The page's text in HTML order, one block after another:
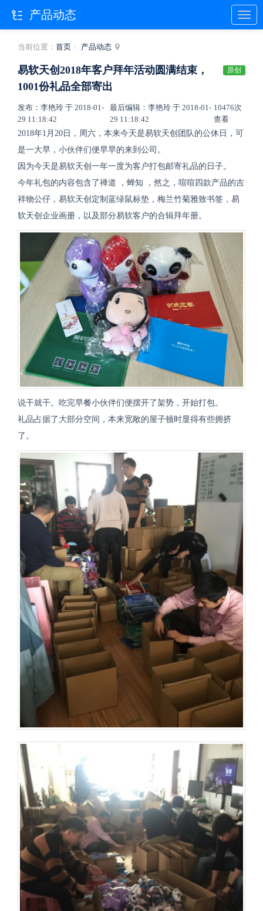
当前位置： 首页 产品动态
易软天创2018年客户拜年活动圆满结束，
1001份礼品全部寄出
原创
发布：李艳玲 于 2018-01-
29 11:18:42
最后编辑：李艳玲 于 2018-01-
29 11:18:42
10476次
查看
2018年1月20日，周六，本来今天是易软天创团队的公休日，可
是一大早，小伙伴们便早早的来到公司。
因为今天是易软天创一年一度为客户打包邮寄礼品的日子。
今年礼包的内容包含了禅道 ， 蝉知 ，然之，喧喧四款产品的吉
祥物公仔，易软天创定制蓝绿鼠标垫，梅兰竹菊雅致书签，易
软天创企业画册，以及部分易软客户的合辑拜年册。
说干就干。吃完早餐小伙伴们便摆开了架势，开始打包。
礼品占据了大部分空间，本来宽敞的屋子顿时显得有些拥挤
了。
产品动态